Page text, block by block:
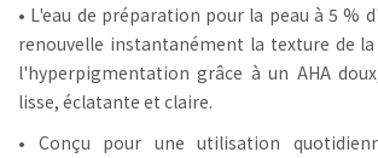
• L'eau de préparation pour la peau à 5 %
renouvelle instantanément la texture de
l'hyperpigmentation grâce à un AHA
lisse, éclatante et claire.
• Conçu pour une utilisation